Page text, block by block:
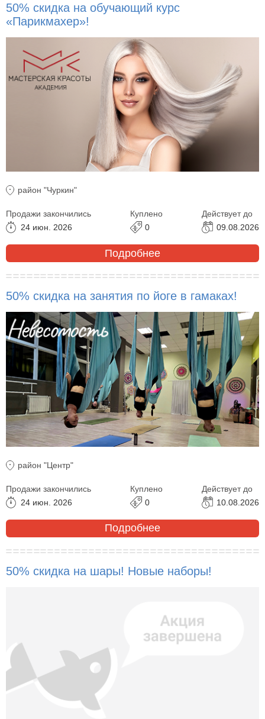
50% скидка на обучающий курс
«Парикмахер»!
район "Чуркин"
Продажи закончились
24 июн. 2026
Куплено
0
Действует до
09.08.2026
Подробнее
50% скидка на занятия по йоге в гамаках!
район "Центр"
Продажи закончились
24 июн. 2026
Куплено
0
Действует до
10.08.2026
Подробнее
50% скидка на шары! Новые наборы!